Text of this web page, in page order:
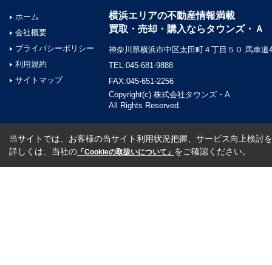
ホーム
会社概要
プライバシーポリシー
利用規約
サイトマップ
横浜エリアの不動産情報満載
買取・売却・購入ならタウンズ・Ａ
神奈川県横浜市中区太田町４丁目５０ 馬車道
TEL:045-681-9888
FAX:045-651-2256
Copyright(c) 株式会社タウンズ・A
All Rights Reserved.
当サイトでは、お客様の当サイト利用状況把握、サービス向上検討
詳しくは、当社の 「Cookieの取扱いについて」 をご確認ください。